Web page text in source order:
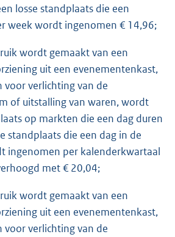
losse standplaats die een
week wordt ingenomen € 14,96;
wordt gemaakt van een
uit een evenementenkast,
voor verlichting van de
of uitstalling van waren, wordt
op markten die een dag duren
standplaats die een dag in de
ingenomen per kalenderkwartaal
met € 20,04;
wordt gemaakt van een
uit een evenementenkast,
voor verlichting van de